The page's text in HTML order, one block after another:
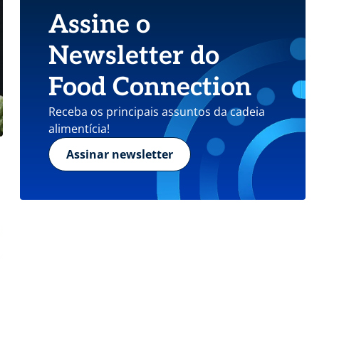
Assine o
Newsletter do
Food Connection
Receba os principais assuntos da cadeia
alimentícia!
Assinar newsletter